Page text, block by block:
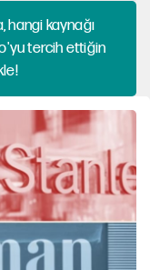
kaynağı
tercih ettiğin